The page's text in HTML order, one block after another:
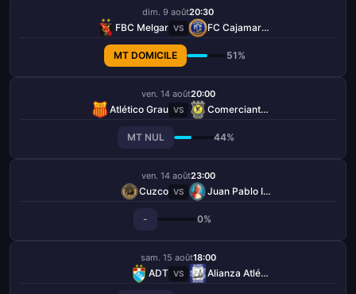
dim. 9 août20:30
FBC Melgar VS FC Cajamarca
MT DOMICILE 51%
ven. 14 août20:00
Atlético Grau VS Comerciantes Unidos
MT NUL 44%
ven. 14 août23:00
Cuzco VS Juan Pablo II College
- 0%
sam. 15 août18:00
ADT VS Alianza Atlético